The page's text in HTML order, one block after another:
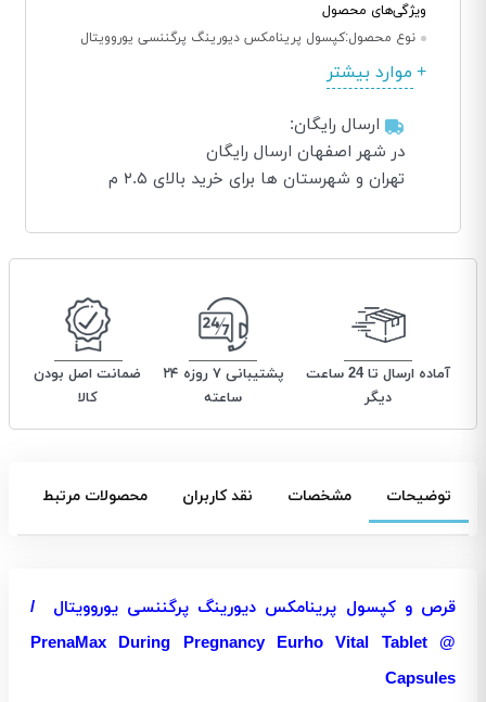
ویژگی‌های محصول
نوع محصول:کپسول پرینامکس دیورینگ پرگننسی یوروویتال
موارد بیشتر
ارسال رایگان:
در شهر اصفهان ارسال رایگان
تهران و شهرستان ها برای خرید بالای ۲.۵ م
آماده ارسال تا 24 ساعت
دیگر
پشتیبانی ۷ روزه ۲۴
ساعته
ضمانت اصل بودن
کالا
توضیحات مشخصات نقد کاربران محصولات مرتبط
قرص و کپسول پرینامکس دیورینگ پرگننسی یوروویتال /
PrenaMax During Pregnancy Eurho Vital Tablet @
Capsules